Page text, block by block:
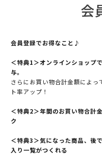
会
会員登録でお得なこと♪
＜特典1＞オンラインショップ
与。
さらにお買い物合計金額によっ
ト率アップ！
＜特典2＞年間のお買い物合計
ク
＜特典3＞気になった商品、後
入り一覧がつくれる